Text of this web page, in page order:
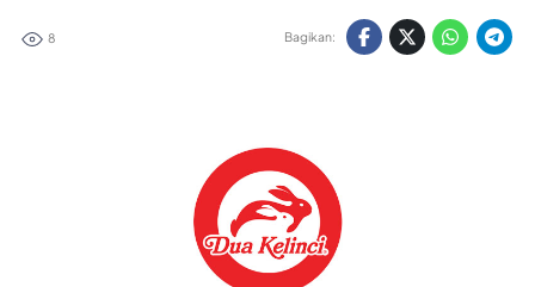
8 Bagikan: